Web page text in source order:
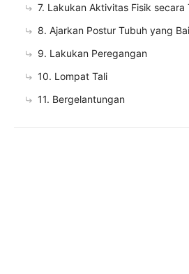
7. Lakukan Aktivitas Fisik secara
8. Ajarkan Postur Tubuh yang
9. Lakukan Peregangan
10. Lompat Tali
11. Bergelantungan